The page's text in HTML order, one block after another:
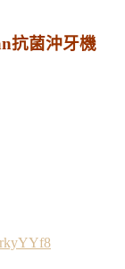
抗菌沖牙機